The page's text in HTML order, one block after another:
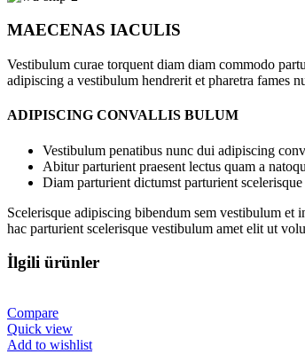
MAECENAS IACULIS
Vestibulum curae torquent diam diam commodo
adipiscing a vestibulum hendrerit et pharetra fames
ADIPISCING CONVALLIS BULUM
Vestibulum penatibus nunc dui adipiscing
Abitur parturient praesent lectus quam a
Diam parturient dictumst parturient
Scelerisque adipiscing bibendum sem vestibulum et
hac parturient scelerisque vestibulum amet elit ut
İlgili ürünler
Compare
Quick view
Add to wishlist